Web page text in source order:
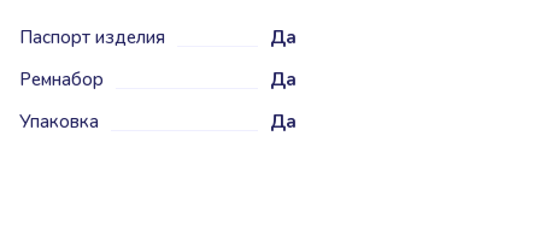
Паспорт изделия
Да
Ремнабор
Да
Упаковка
Да